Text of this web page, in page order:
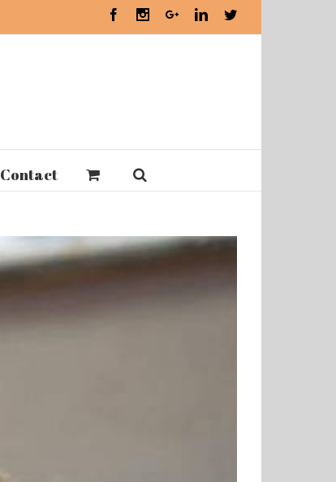
FacebookInstagramGoogle+LinkedinTwitter
Contact